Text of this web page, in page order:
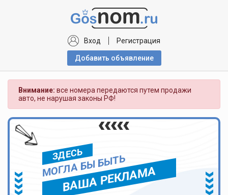
Вход Регистрация
Добавить объявлениe
Внимание: все номера передаются путем продажи
авто, не нарушая законы РФ!
ЗДЕСЬ
МОГЛА БЫ БЫТЬ
ВАША РЕКЛАМА